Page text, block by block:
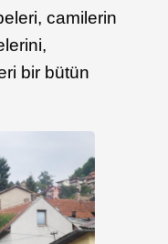
camilerin
bir bütün